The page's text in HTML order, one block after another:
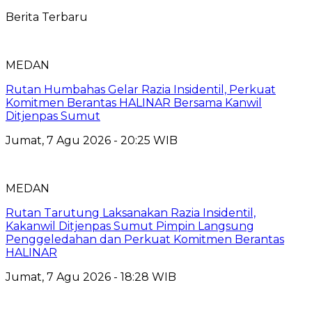
Berita Terbaru
MEDAN
Rutan Humbahas Gelar Razia Insidentil, Perkuat
Komitmen Berantas HALINAR Bersama Kanwil
Ditjenpas Sumut
Jumat, 7 Agu 2026 - 20:25 WIB
MEDAN
Rutan Tarutung Laksanakan Razia Insidentil,
Kakanwil Ditjenpas Sumut Pimpin Langsung
Penggeledahan dan Perkuat Komitmen Berantas
HALINAR
Jumat, 7 Agu 2026 - 18:28 WIB